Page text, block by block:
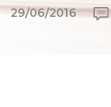
29/06/2016